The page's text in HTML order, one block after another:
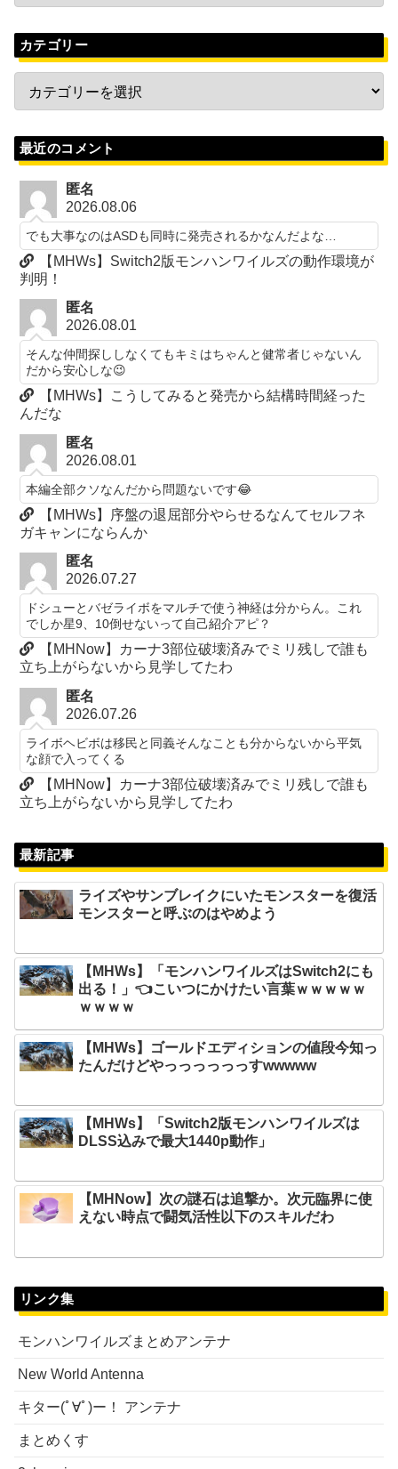
カテゴリー
最近のコメント
匿名
2026.08.06
でも大事なのはASDも同時に発売されるかなんだよな…
【MHWs】Switch2版モンハンワイルズの動作環境が
判明！
匿名
2026.08.01
そんな仲間探ししなくてもキミはちゃんと健常者じゃないん
だから安心しな😉
【MHWs】こうしてみると発売から結構時間経った
んだな
匿名
2026.08.01
本編全部クソなんだから問題ないです😂
【MHWs】序盤の退屈部分やらせるなんてセルフネ
ガキャンにならんか
匿名
2026.07.27
ドシューとバゼライボをマルチで使う神経は分からん。これ
でしか星9、10倒せないって自己紹介アピ？
【MHNow】カーナ3部位破壊済みでミリ残しで誰も
立ち上がらないから見学してたわ
匿名
2026.07.26
ライボヘビボは移民と同義そんなことも分からないから平気
な顔で入ってくる
【MHNow】カーナ3部位破壊済みでミリ残しで誰も
立ち上がらないから見学してたわ
最新記事
ライズやサンブレイクにいたモンスターを復活
モンスターと呼ぶのはやめよう
【MHWs】「モンハンワイルズはSwitch2にも
出る！」👈こいつにかけたい言葉ｗｗｗｗｗ
ｗｗｗｗ
【MHWs】ゴールドエディションの値段今知っ
たんだけどやっっっっっっすwwwww
【MHWs】「Switch2版モンハンワイルズは
DLSS込みで最大1440p動作」
【MHNow】次の謎石は追撃か。次元臨界に使
えない時点で闘気活性以下のスキルだわ
リンク集
モンハンワイルズまとめアンテナ
New World Antenna
キター(ﾟ∀ﾟ)ー！ アンテナ
まとめくす